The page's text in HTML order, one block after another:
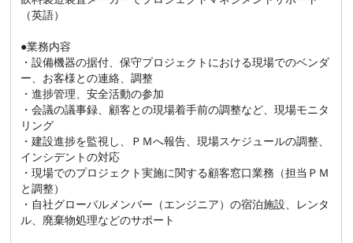
（英語）
●業務内容
・設備機器の据付、保守プロジェクトにおける現場でのベンダ
ー、お客様との連絡、調整
・進捗管理、安全活動の参加
・会議の議事録、顧客との現場着手前の調整など、現場モニタ
リング
・建設進捗を監視し、ＰＭへ報告、現場スケジュールの調整、
インシデントの対応
・現場でのプロジェクト実施に関する顧客窓口業務（担当ＰＭ
と調整）
・自社グローバルメンバー（エンジニア）の宿泊施設、レンタ
ル、廃棄物処理などのサポート